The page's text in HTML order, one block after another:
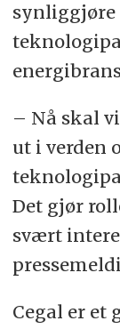
synliggjøre
– Nå skal
ut i verden
Det gjør
svært
Cegal er et